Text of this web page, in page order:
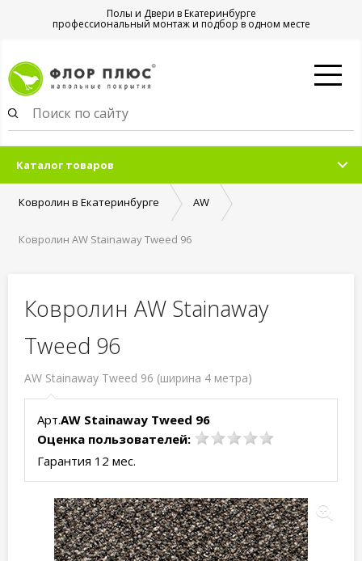
Полы и Двери в Екатеринбурге
профессиональный монтаж и подбор в одном месте
Каталог товаров
Ковролин в Екатеринбурге AW
Ковролин AW Stainaway Tweed 96
Ковролин AW Stainaway
Tweed 96
AW Stainaway Tweed 96 (ширина 4 метра)
Арт.AW Stainaway Tweed 96
Оценка пользователей:
Гарантия 12 мес.